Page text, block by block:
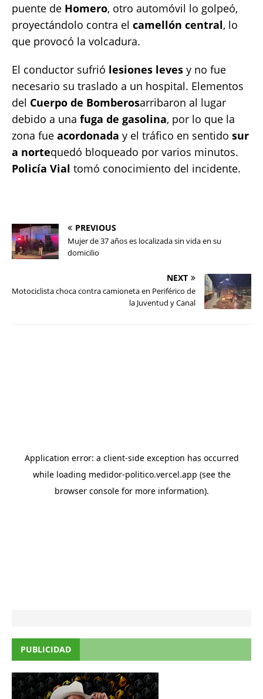
puente de Homero, otro automóvil lo golpeó,
proyectándolo contra el camellón central, lo
que provocó la volcadura.
El conductor sufrió lesiones leves y no fue
necesario su traslado a un hospital. Elementos
del Cuerpo de Bomberosarribaron al lugar
debido a una fuga de gasolina, por lo que la
zona fue acordonada y el tráfico en sentido sur
a nortequedó bloqueado por varios minutos.
Policía Vial tomó conocimiento del incidente.
PREVIOUS
Mujer de 37 años es localizada sin vida en su
domicilio
NEXT
Motociclista choca contra camioneta en Periférico de
la Juventud y Canal
PUBLICIDAD